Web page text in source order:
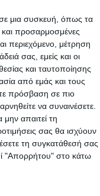
μια συσκευή, όπως τα
προσαρμοσμένες
περιεχόμενο, μέτρηση
σας, εμείς και οι
και ταυτοποίησης
από εμάς και τους
πρόσβαση σε πιο
να συναινέσετε.
απαιτεί τη
σας θα ισχύουν
τη συγκατάθεσή σας
"Απορρήτου" στο κάτω